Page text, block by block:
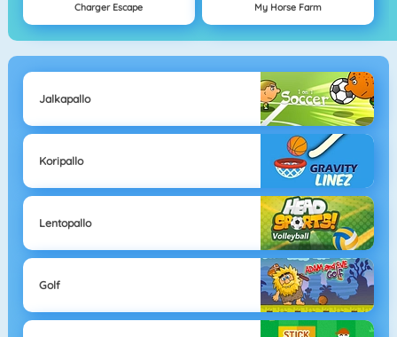
Charger Escape My Horse Farm
Jalkapallo
Koripallo
Lentopallo
Golf